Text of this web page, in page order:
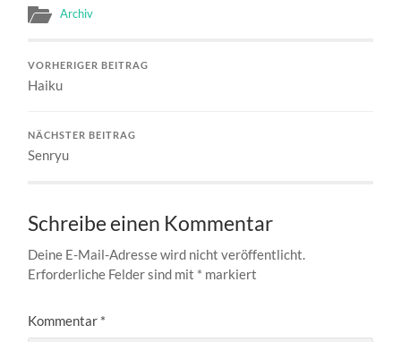
Archiv
VORHERIGER BEITRAG
Haiku
NÄCHSTER BEITRAG
Senryu
Schreibe einen Kommentar
Deine E-Mail-Adresse wird nicht veröffentlicht.
Erforderliche Felder sind mit * markiert
Kommentar *